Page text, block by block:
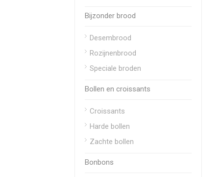
Bijzonder brood
Desembrood
Rozijnenbrood
Speciale broden
Bollen en croissants
Croissants
Harde bollen
Zachte bollen
Bonbons